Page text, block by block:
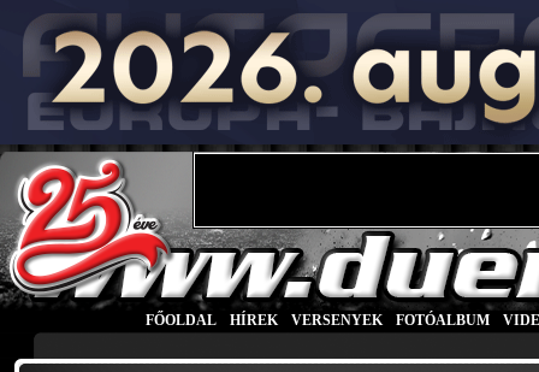
FŐOLDAL HÍREK VERSENYEK FOTÓALBUM